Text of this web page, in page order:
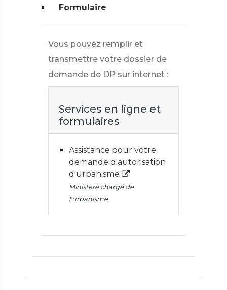
Formulaire
Vous pouvez remplir et
transmettre votre dossier de
demande de DP sur internet :
Services en ligne et
formulaires
Assistance pour votre
demande d'autorisation
d'urbanisme
Ministère chargé de
l'urbanisme